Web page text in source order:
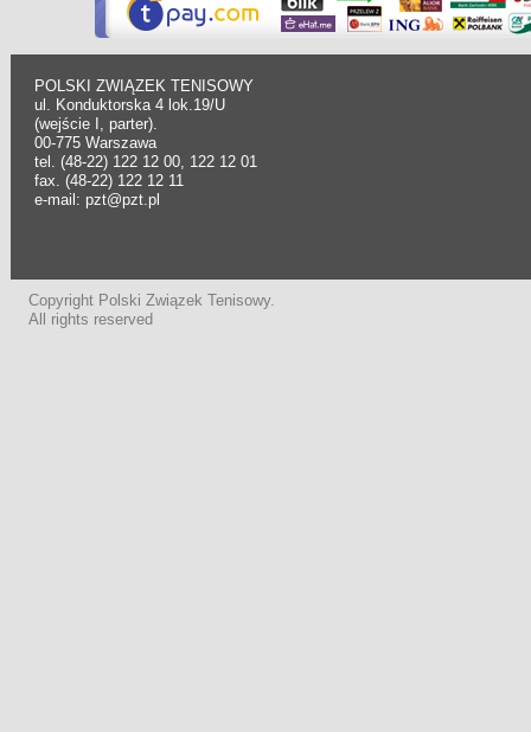
POLSKI ZWIĄZEK TENISOWY
ul. Konduktorska 4 lok.19/U
(wejście I, parter).
00-775 Warszawa
tel. (48-22) 122 12 00, 122 12 01
fax. (48-22) 122 12 11
e-mail: pzt@pzt.pl
Copyright Polski Związek Tenisowy.
All rights reserved